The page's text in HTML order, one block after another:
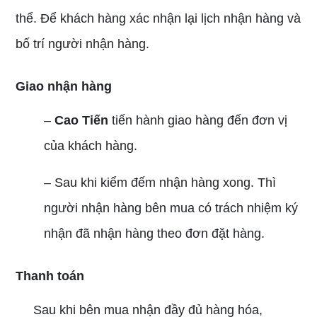
thể. Để khách hàng xác nhận lại lịch nhận hàng và
bố trí người nhận hàng.
Giao nhận hàng
–Cao Tiến tiến hành giao hàng đến đơn vị
của khách hàng.
– Sau khi kiểm đếm nhận hàng xong. Thì
người nhận hàng bên mua có trách nhiệm ký
nhận đã nhận hàng theo đơn đặt hàng.
Thanh toán
Sau khi bên mua nhận đầy đủ hàng hóa,